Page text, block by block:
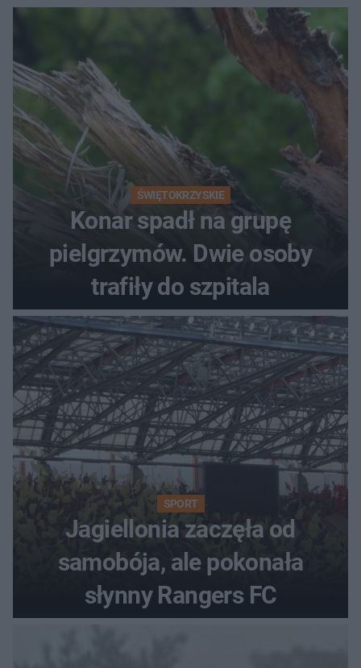
ŚWIĘTOKRZYSKIE
Konar spadł na grupę
pielgrzymów. Dwie osoby
trafiły do szpitala
SPORT
Jagiellonia zaczęła od
samobója, ale pokonała
słynny Rangers FC